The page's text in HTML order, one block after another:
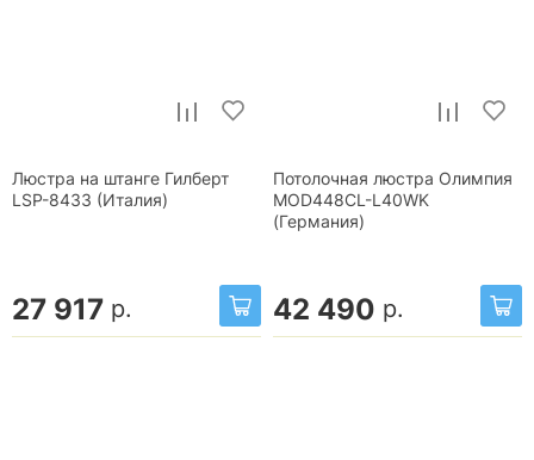
Люстра на штанге Гилберт
LSP-8433 (Италия)
27 917 р.
Потолочная люстра Олимпия
MOD448CL-L40WK
(Германия)
42 490 р.